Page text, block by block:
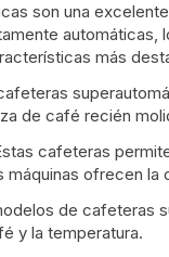
son una
automáticas,
más
de café recién
cafeteras
máquinas ofrecen
de cafeteras
y la temperatura.